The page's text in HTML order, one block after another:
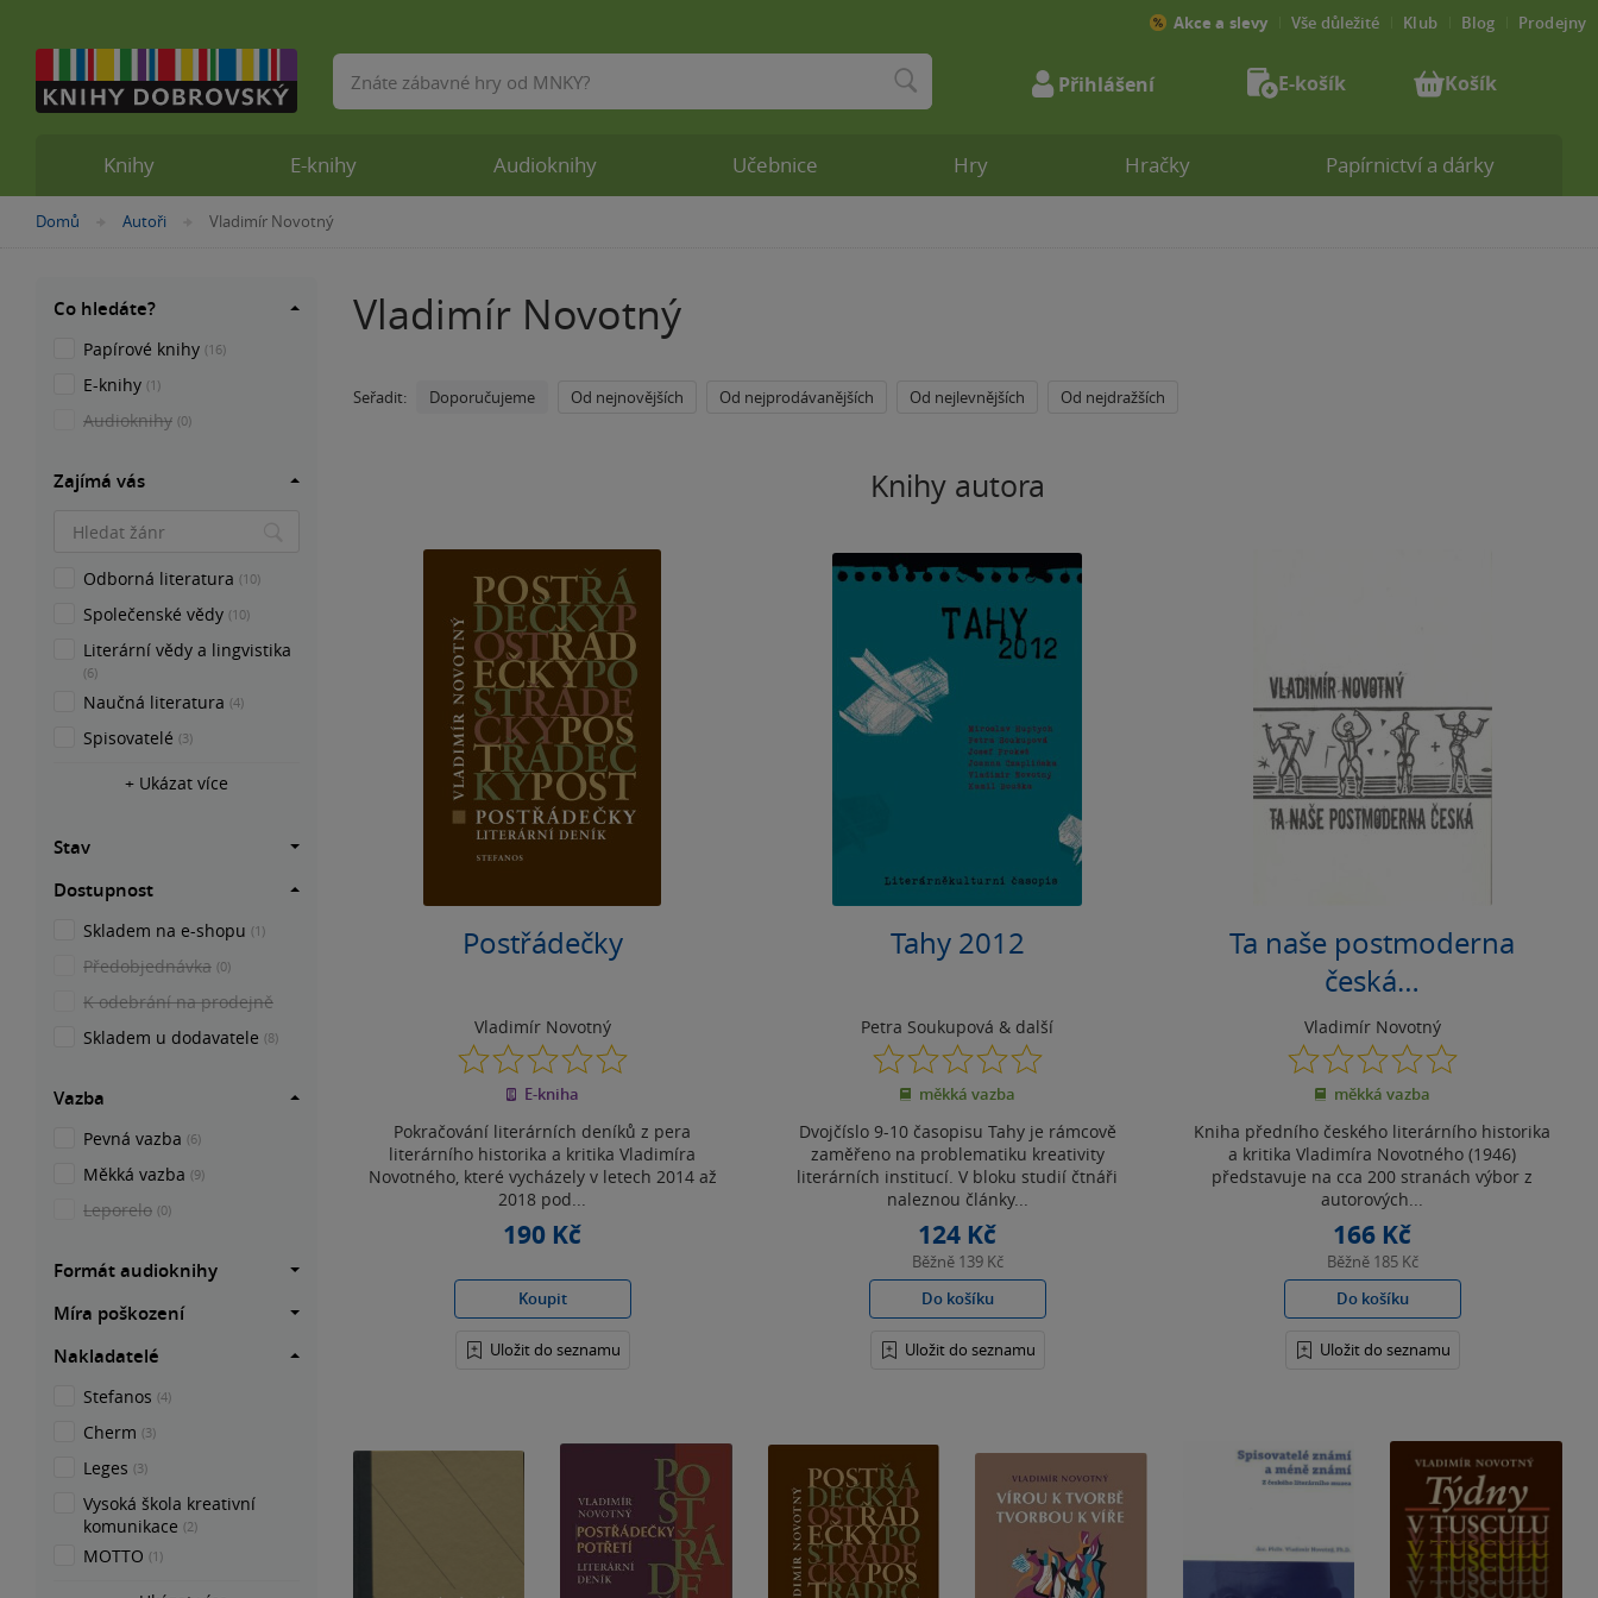
Nacházíte
Domů »Autoři »
Vladimír Novotný
Vladimír Novotný
Seřadit: Doporučujeme Od nejnovějších Od nejprodávanějších Od nejlevnějších Od nejdražších
Knihy autora
Postřádečky
Vladimír Novotný
0.0
z
5
E-kniha
Pokračování literárních deníků z pera
literárního historika a kritika Vladimíra
Novotného, které vycházely v letech 2014 až
2018 pod...
190 Kč
Koupit
Uložit do seznamu
Tahy 2012
Petra Soukupová & další
0.0
z
5
měkká vazba
Dvojčíslo 9-10 časopisu Tahy je rámcově
zaměřeno na problematiku kreativity
literárních institucí. V bloku studií čtnáři
naleznou články...
124 Kč
Běžně 139 Kč
Do košíku
Uložit do seznamu
Ta naše postmoderna
česká…
Vladimír Novotný
0.0
z
5
měkká vazba
Kniha předního českého literárního historika
a kritika Vladimíra Novotného (1946)
představuje na cca 200 stranách výbor z
autorových...
166 Kč
Běžně 185 Kč
Do košíku
Uložit do seznamu
Co hledáte?
Papírové knihy (16)
E-knihy (1)
Audioknihy (0)
Zajímá vás
Odborná literatura (10)
Společenské vědy (10)
Literární vědy a lingvistika
(6)
Naučná literatura (4)
Spisovatelé (3)
+ Ukázat více
Stav
Dostupnost
Skladem na e-shopu (1)
Předobjednávka (0)
K odebrání na prodejně
Skladem u dodavatele (8)
Vazba
Pevná vazba (6)
Měkká vazba (9)
Leporelo (0)
Formát audioknihy
Míra poškození
Nakladatelé
Stefanos (4)
Cherm (3)
Leges (3)
Vysoká škola kreativní
komunikace (2)
MOTTO (1)
Knihy E-knihy Audioknihy Učebnice Hry Hračky Papírnictví a dárky
Akce a slevy Vše důležité Klub Blog Prodejny
Vyhledávání Přihlášení E-košík Košík